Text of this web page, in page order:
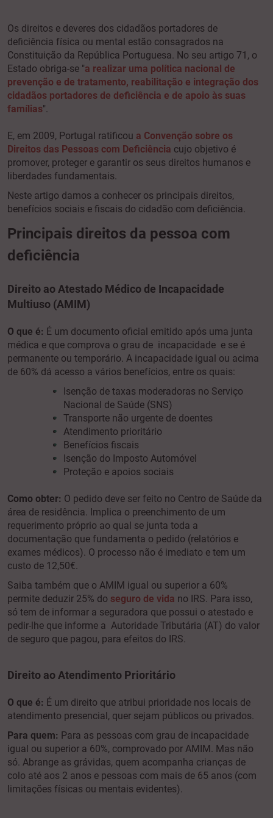
Os direitos e deveres dos cidadãos portadores de
deficiência física ou mental estão consagrados na
Constituição da República Portuguesa. No seu artigo 71, o
Estado obriga-se "a realizar uma política nacional de
prevenção e de tratamento, reabilitação e integração dos
cidadãos portadores de deficiência e de apoio às suas
famílias".
E, em 2009, Portugal ratificou a Convenção sobre os
Direitos das Pessoas com Deficiência cujo objetivo é
promover, proteger e garantir os seus direitos humanos e
liberdades fundamentais.
Neste artigo damos a conhecer os principais direitos,
benefícios sociais e fiscais do cidadão com deficiência.
Principais direitos da pessoa com
deficiência
Direito ao Atestado Médico de Incapacidade
Multiuso (AMIM)
O que é: É um documento oficial emitido após uma junta
médica e que comprova o grau de incapacidade e se é
permanente ou temporário. A incapacidade igual ou acima
de 60% dá acesso a vários benefícios, entre os quais:
Isenção de taxas moderadoras no Serviço
Nacional de Saúde (SNS)
Transporte não urgente de doentes
Atendimento prioritário
Benefícios fiscais
Isenção do Imposto Automóvel
Proteção e apoios sociais
Como obter: O pedido deve ser feito no Centro de Saúde da
área de residência. Implica o preenchimento de um
requerimento próprio ao qual se junta toda a
documentação que fundamenta o pedido (relatórios e
exames médicos). O processo não é imediato e tem um
custo de 12,50€.
Saiba também que o AMIM igual ou superior a 60%
permite deduzir 25% do seguro de vida no IRS. Para isso,
só tem de informar a seguradora que possui o atestado e
pedir-lhe que informe a Autoridade Tributária (AT) do valor
de seguro que pagou, para efeitos do IRS.
Direito ao Atendimento Prioritário
O que é: É um direito que atribui prioridade nos locais de
atendimento presencial, quer sejam públicos ou privados.
Para quem: Para as pessoas com grau de incapacidade
igual ou superior a 60%, comprovado por AMIM. Mas não
só. Abrange as grávidas, quem acompanha crianças de
colo até aos 2 anos e pessoas com mais de 65 anos (com
limitações físicas ou mentais evidentes).